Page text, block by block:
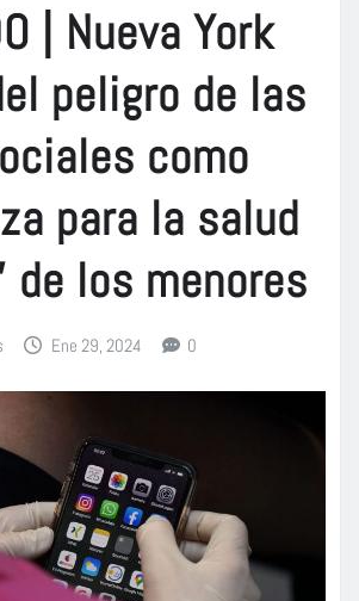
| Nueva York
peligro de las
como
para la salud
de los menores
Ene 29, 2024 0